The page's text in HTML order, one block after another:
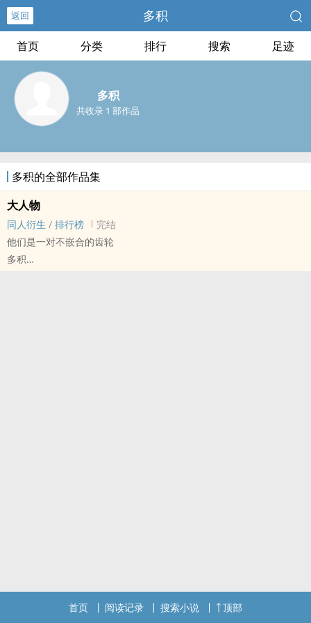
返回 多积
首页 分类 排行 搜索 足迹
多积
共收录 1 部作品
多积的全部作品集
大人物
同人衍生 / 排行榜
完结
他们是一对不嵌合的齿轮
多积
首页 阅读记录 搜索小说 顶部